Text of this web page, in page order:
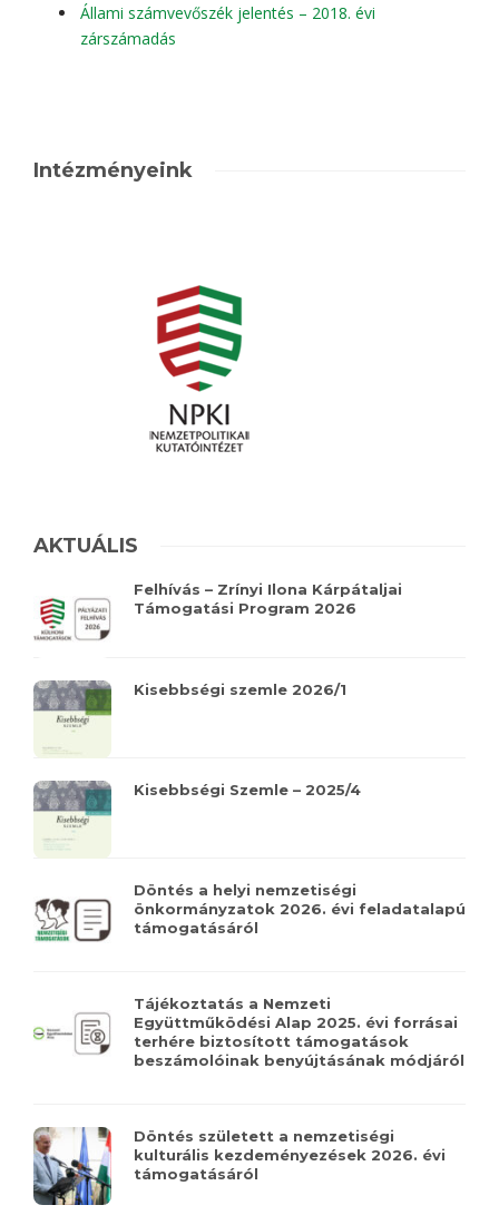
Állami számvevőszék jelentés – 2018. évi
zárszámadás
Intézményeink
AKTUÁLIS
Felhívás – Zrínyi Ilona Kárpátaljai
Támogatási Program 2026
Kisebbségi szemle 2026/1
Kisebbségi Szemle – 2025/4
Döntés a helyi nemzetiségi
önkormányzatok 2026. évi feladatalapú
támogatásáról
Tájékoztatás a Nemzeti
Együttműködési Alap 2025. évi forrásai
terhére biztosított támogatások
beszámolóinak benyújtásának módjáról
Döntés született a nemzetiségi
kulturális kezdeményezések 2026. évi
támogatásáról